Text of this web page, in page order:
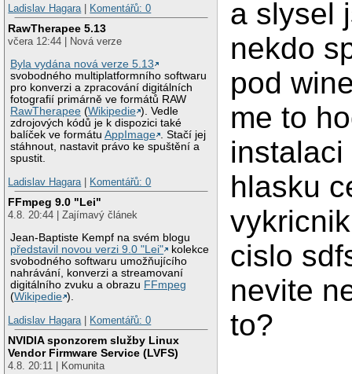
Ladislav Hagara
Komentářů: 0
RawTherapee 5.13
včera 12:44 | Nová verze
Byla vydána nová verze 5.13
svobodného multiplatformního softwaru
pro konverzi a zpracování digitálních
fotografií primárně ve formátů RAW
RawTherapee (Wikipedie ). Vedle
zdrojových kódů je k dispozici také
balíček ve formátuAppImage . Stačí jej
stáhnout, nastavit právo ke spuštění a
spustit.
Ladislav Hagara
Komentářů: 0
FFmpeg 9.0 "Lei"
4.8. 20:44 | Zajímavý článek
Jean-Baptiste Kempf na svém blogu
představil novou verzi 9.0 "Lei"
kolekce
svobodného softwaru umožňujícího
nahrávání, konverzi a streamovaní
digitálního zvuku a obrazu FFmpeg
(Wikipedie ).
Ladislav Hagara
Komentářů: 0
NVIDIA sponzorem služby Linux
Vendor Firmware Service (LVFS)
4.8. 20:11 | Komunita
a slysel
nekdo
pod
me to
hlasku
cislo
nevite
to?